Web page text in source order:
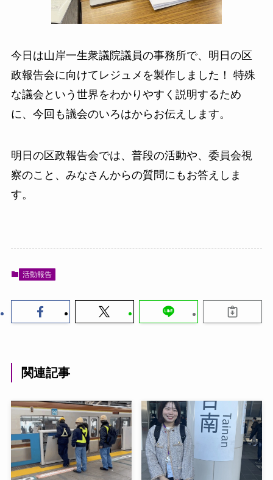
今日は山岸一生衆議院議員の事務所で、明日の区
政報告会に向けてレジュメを製作しました！ 特殊
な議会という世界をわかりやすく説明するため
に、今回も議会のいろはからお伝えします。
明日の区政報告会では、普段の活動や、委員会視
察のこと、みなさんからの質問にもお答えしま
す。
活動報告
関連記事